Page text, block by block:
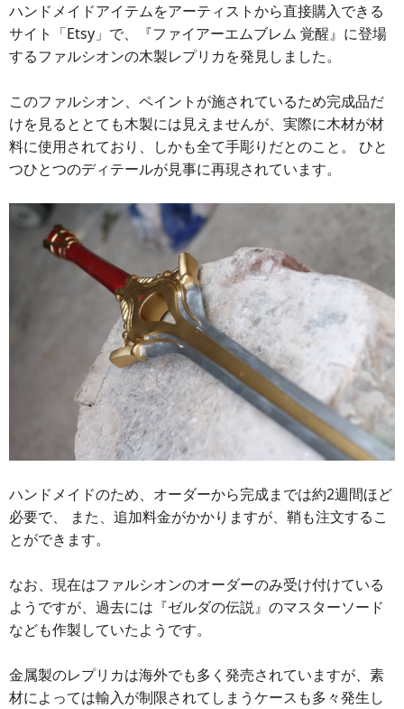
ハンドメイドアイテムをアーティストから直接購入できる
サイト「Etsy」で、『ファイアーエムブレム 覚醒』に登場
するファルシオンの木製レプリカを発見しました。
このファルシオン、ペイントが施されているため完成品だ
けを見るととても木製には見えませんが、実際に木材が材
料に使用されており、しかも全て手彫りだとのこと。 ひと
つひとつのディテールが見事に再現されています。
ハンドメイドのため、オーダーから完成までは約2週間ほど
必要で、 また、追加料金がかかりますが、鞘も注文するこ
とができます。
なお、現在はファルシオンのオーダーのみ受け付けている
ようですが、過去には『ゼルダの伝説』のマスターソード
なども作製していたようです。
金属製のレプリカは海外でも多く発売されていますが、素
材によっては輸入が制限されてしまうケースも多々発生し